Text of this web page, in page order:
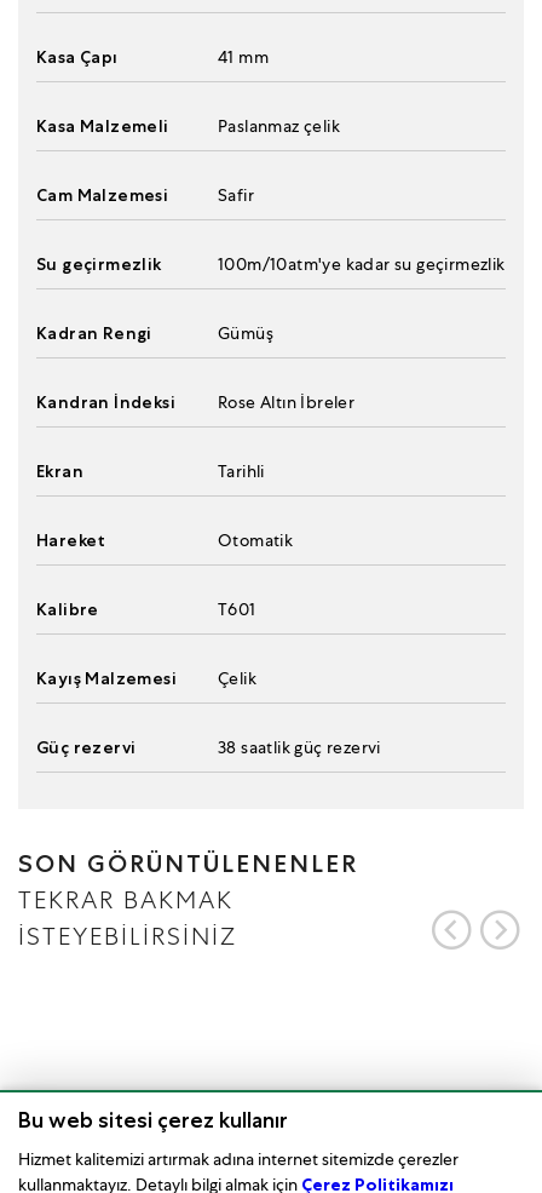
Kasa Çapı 41 mm
Kasa Malzemeli Paslanmaz çelik
Cam Malzemesi Safir
Su geçirmezlik 100m/10atm'ye kadar su geçirmezlik
Kadran Rengi Gümüş
Kandran İndeksi Rose Altın İbreler
Ekran Tarihli
Hareket Otomatik
Kalibre T601
Kayış Malzemesi Çelik
Güç rezervi 38 saatlik güç rezervi
SON GÖRÜNTÜLENENLER
TEKRAR BAKMAK
İSTEYEBİLİRSİNİZ
Bu web sitesi çerez kullanır
Hizmet kalitemizi artırmak adına internet sitemizde çerezler
kullanmaktayız. Detaylı bilgi almak için Çerez Politikamızı